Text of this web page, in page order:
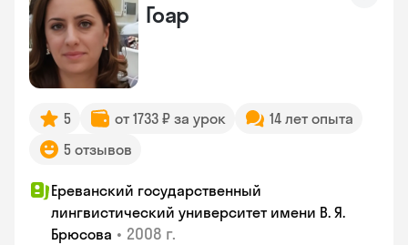
Гоар
5 от 1733 ₽ за урок
14 лет опыта
5 отзывов
Ереванский государственный
лингвистический университет имени В. Я.
Брюсова • 2008 г.